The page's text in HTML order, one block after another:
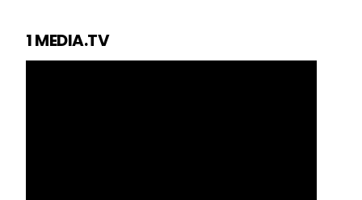
1 MEDIA.TV